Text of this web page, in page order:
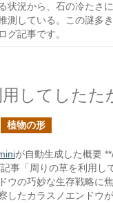
状況から、石の冷たさ
測している。この謎多
グ記事です。
してしたた
植物の形
が自動生成した概要
事「周りの草を利用し
ウの巧妙な生存戦略に
したカラスノエンドウ